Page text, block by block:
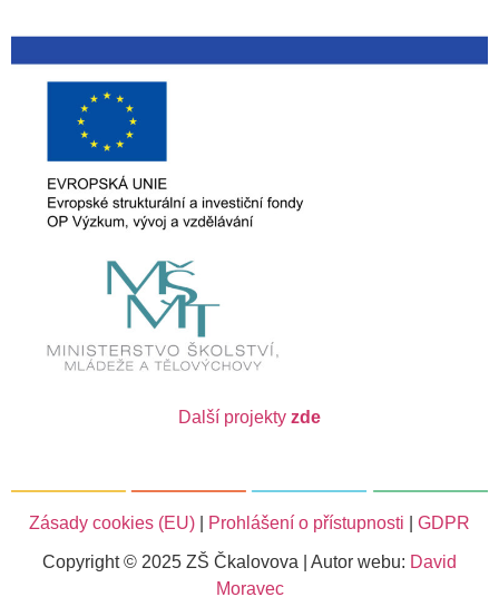
Další projekty zde
Zásady cookies (EU) Prohlášení o přístupnosti GDPR
Copyright © 2025 ZŠ Čkalovova | Autor webu: David
Moravec